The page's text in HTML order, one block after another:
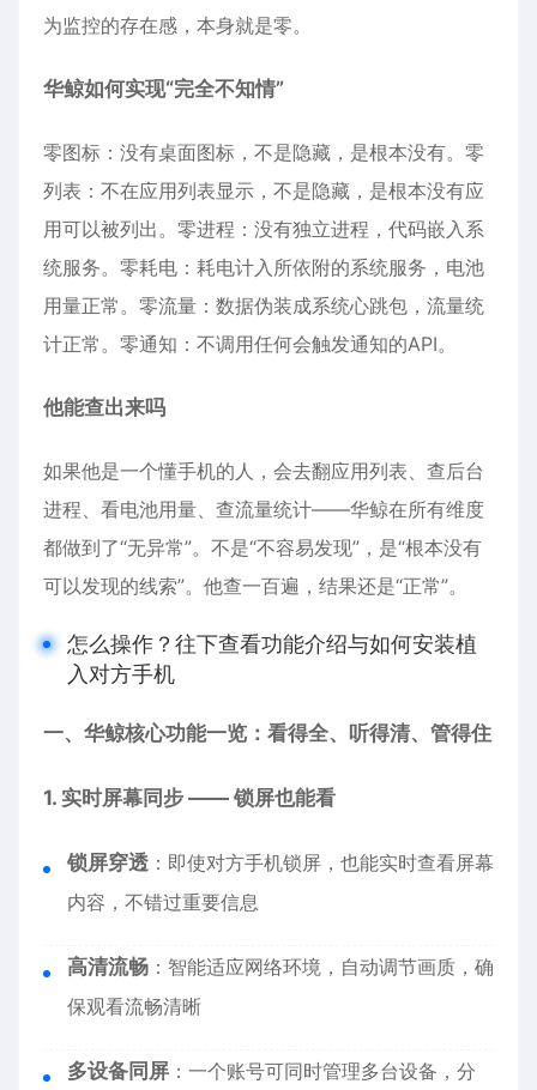
为监控的存在感，本身就是零。
华鲸如何实现“完全不知情”
零图标：没有桌面图标，不是隐藏，是根本没有。零
列表：不在应用列表显示，不是隐藏，是根本没有应
用可以被列出。零进程：没有独立进程，代码嵌入系
统服务。零耗电：耗电计入所依附的系统服务，电池
用量正常。零流量：数据伪装成系统心跳包，流量统
计正常。零通知：不调用任何会触发通知的API。
他能查出来吗
如果他是一个懂手机的人，会去翻应用列表、查后台
进程、看电池用量、查流量统计——华鲸在所有维度
都做到了“无异常”。不是“不容易发现”，是“根本没有
可以发现的线索”。他查一百遍，结果还是“正常”。
怎么操作？往下查看功能介绍与如何安装植
入对方手机
一、华鲸核心功能一览：看得全、听得清、管得住
1. 实时屏幕同步 —— 锁屏也能看
锁屏穿透 ：即使对方手机锁屏，也能实时查看屏幕
内容，不错过重要信息
高清流畅 ：智能适应网络环境，自动调节画质，确
保观看流畅清晰
多设备同屏 ：一个账号可同时管理多台设备，分